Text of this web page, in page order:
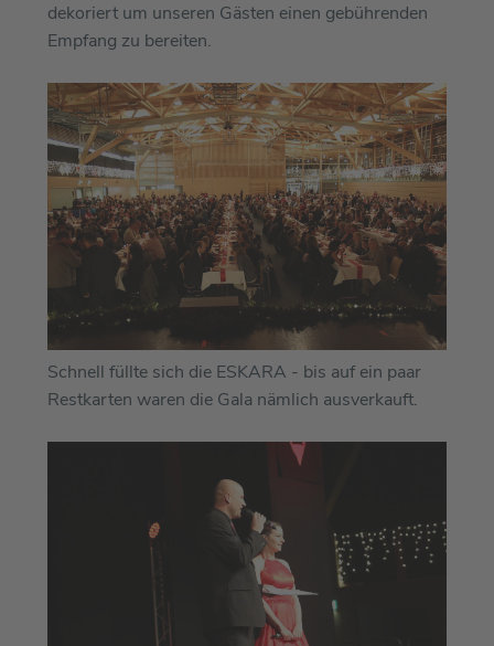
dekoriert um unseren Gästen einen gebührenden
Empfang zu bereiten.
Schnell füllte sich die ESKARA - bis auf ein paar
Restkarten waren die Gala nämlich ausverkauft.